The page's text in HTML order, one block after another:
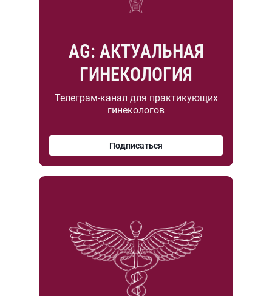
AG: АКТУАЛЬНАЯ
ГИНЕКОЛОГИЯ
Телеграм-канал для практикующих
гинекологов
Подписаться